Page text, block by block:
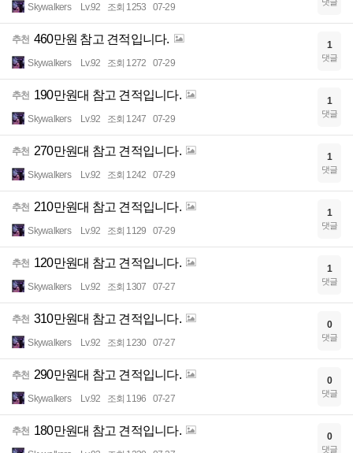
Skywalkers Lv.92 조회 1253 07-29
추천 460만원 참고 견적입니다.
Skywalkers Lv.92 조회 1272 07-29
1
댓글
추천 190만원대 참고 견적입니다.
Skywalkers Lv.92 조회 1247 07-29
1
댓글
추천 270만원대 참고 견적입니다.
Skywalkers Lv.92 조회 1242 07-29
1
댓글
추천 210만원대 참고 견적입니다.
Skywalkers Lv.92 조회 1129 07-29
1
댓글
추천 120만원대 참고 견적입니다.
Skywalkers Lv.92 조회 1307 07-27
1
댓글
추천 310만원대 참고 견적입니다.
Skywalkers Lv.92 조회 1230 07-27
0
댓글
추천 290만원대 참고 견적입니다.
Skywalkers Lv.92 조회 1196 07-27
0
댓글
추천 180만원대 참고 견적입니다. 0
댓글